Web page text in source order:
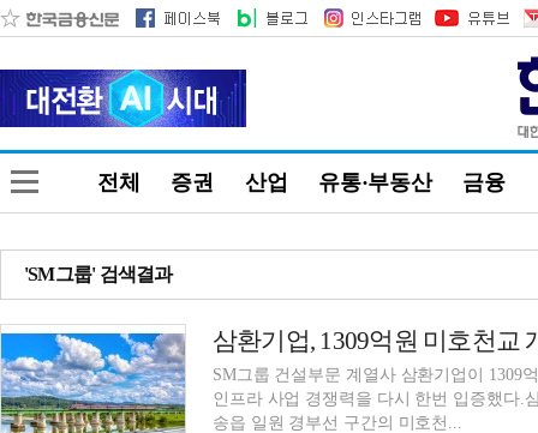
전체 증권 산업 유통·부동산 금융
'SM그룹' 검색결과
SM그룹 건설부문 계열사 삼환기업이 1309
인프라 사업 경쟁력을 다시 한번 입증했다.
송읍 일원 경부선 구간의 미호천...